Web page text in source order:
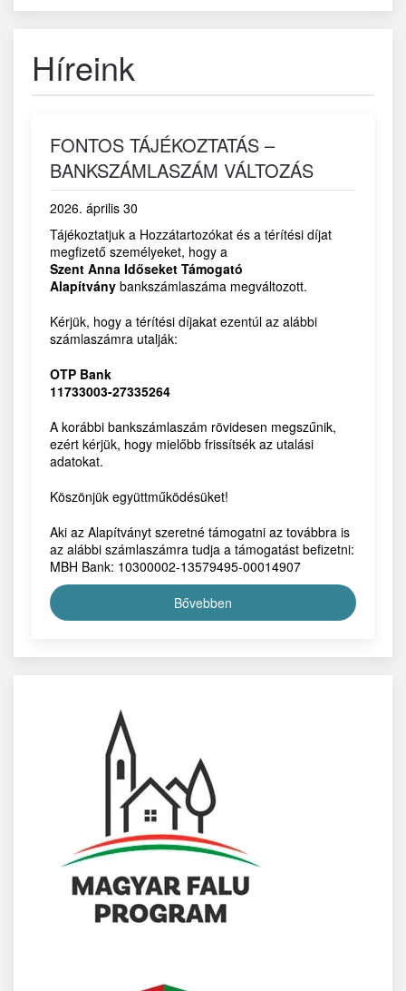
Híreink
FONTOS TÁJÉKOZTATÁS –
BANKSZÁMLASZÁM VÁLTOZÁS
2026. április 30
Tájékoztatjuk a Hozzátartozókat és a térítési díjat
megfizető személyeket, hogy a
Szent Anna Időseket Támogató
Alapítvány bankszámlaszáma megváltozott.
Kérjük, hogy a térítési díjakat ezentúl az alábbi
számlaszámra utalják:
OTP Bank
11733003-27335264
A korábbi bankszámlaszám rövidesen megszűnik,
ezért kérjük, hogy mielőbb frissítsék az utalási
adatokat.
Köszönjük együttműködésüket!
Aki az Alapítványt szeretné támogatni az továbbra is
az alábbi számlaszámra tudja a támogatást befizetni:
MBH Bank: 10300002-13579495-00014907
Bővebben